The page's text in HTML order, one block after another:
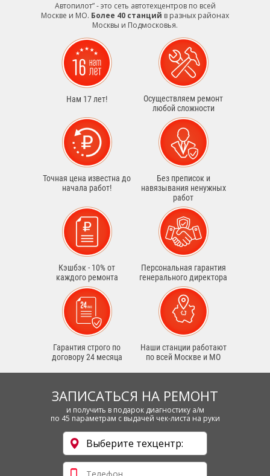
Автопилот” - это сеть автотехцентров по всей
Москве и МО. Более 40 станций в разных районах
Москвы и Подмосковья.
Нам 17 лет!
Осуществляем ремонт
любой сложности
Точная цена известна до
начала работ!
Без преписок и
навязывания ненужных
работ
Кэшбэк - 10% от
каждого ремонта
Персональная гарантия
генерального директора
Гарантия строго по
договору 24 месяца
Наши станции работают
по всей Москве и МО
ЗАПИСАТЬСЯ НА РЕМОНТ
и получить в подарок диагностику а/м
по 45 параметрам с выдачей чек-листа на руки